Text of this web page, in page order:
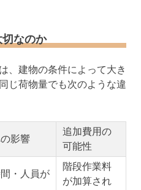
なのか
、建物の条件によって大き
じ荷物量でも次のような違
影響
追加費用の
可能性
・人員が
階段作業料
が加算され